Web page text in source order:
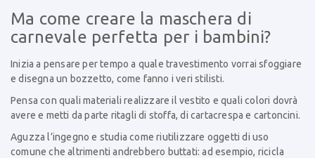
Ma come creare la maschera di
carnevale perfetta per i bambini?
Inizia a pensare per tempo a quale travestimento vorrai sfoggiare
e disegna un bozzetto, come fanno i veri stilisti.
Pensa con quali materiali realizzare il vestito e quali colori dovrà
avere e metti da parte ritagli di stoffa, di cartacrespa e cartoncini.
Aguzza l’ingegno e studia come riutilizzare oggetti di uso
comune che altrimenti andrebbero buttati: ad esempio, ricicla